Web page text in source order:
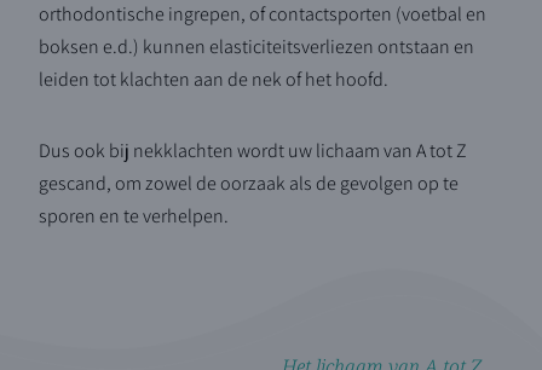
orthodontische ingrepen, of contactsporten (voetbal en
boksen e.d.) kunnen elasticiteitsverliezen ontstaan en
leiden tot klachten aan de nek of het hoofd.
Dus ook bij nekklachten wordt uw lichaam van A tot Z
gescand, om zowel de oorzaak als de gevolgen op te
sporen en te verhelpen.